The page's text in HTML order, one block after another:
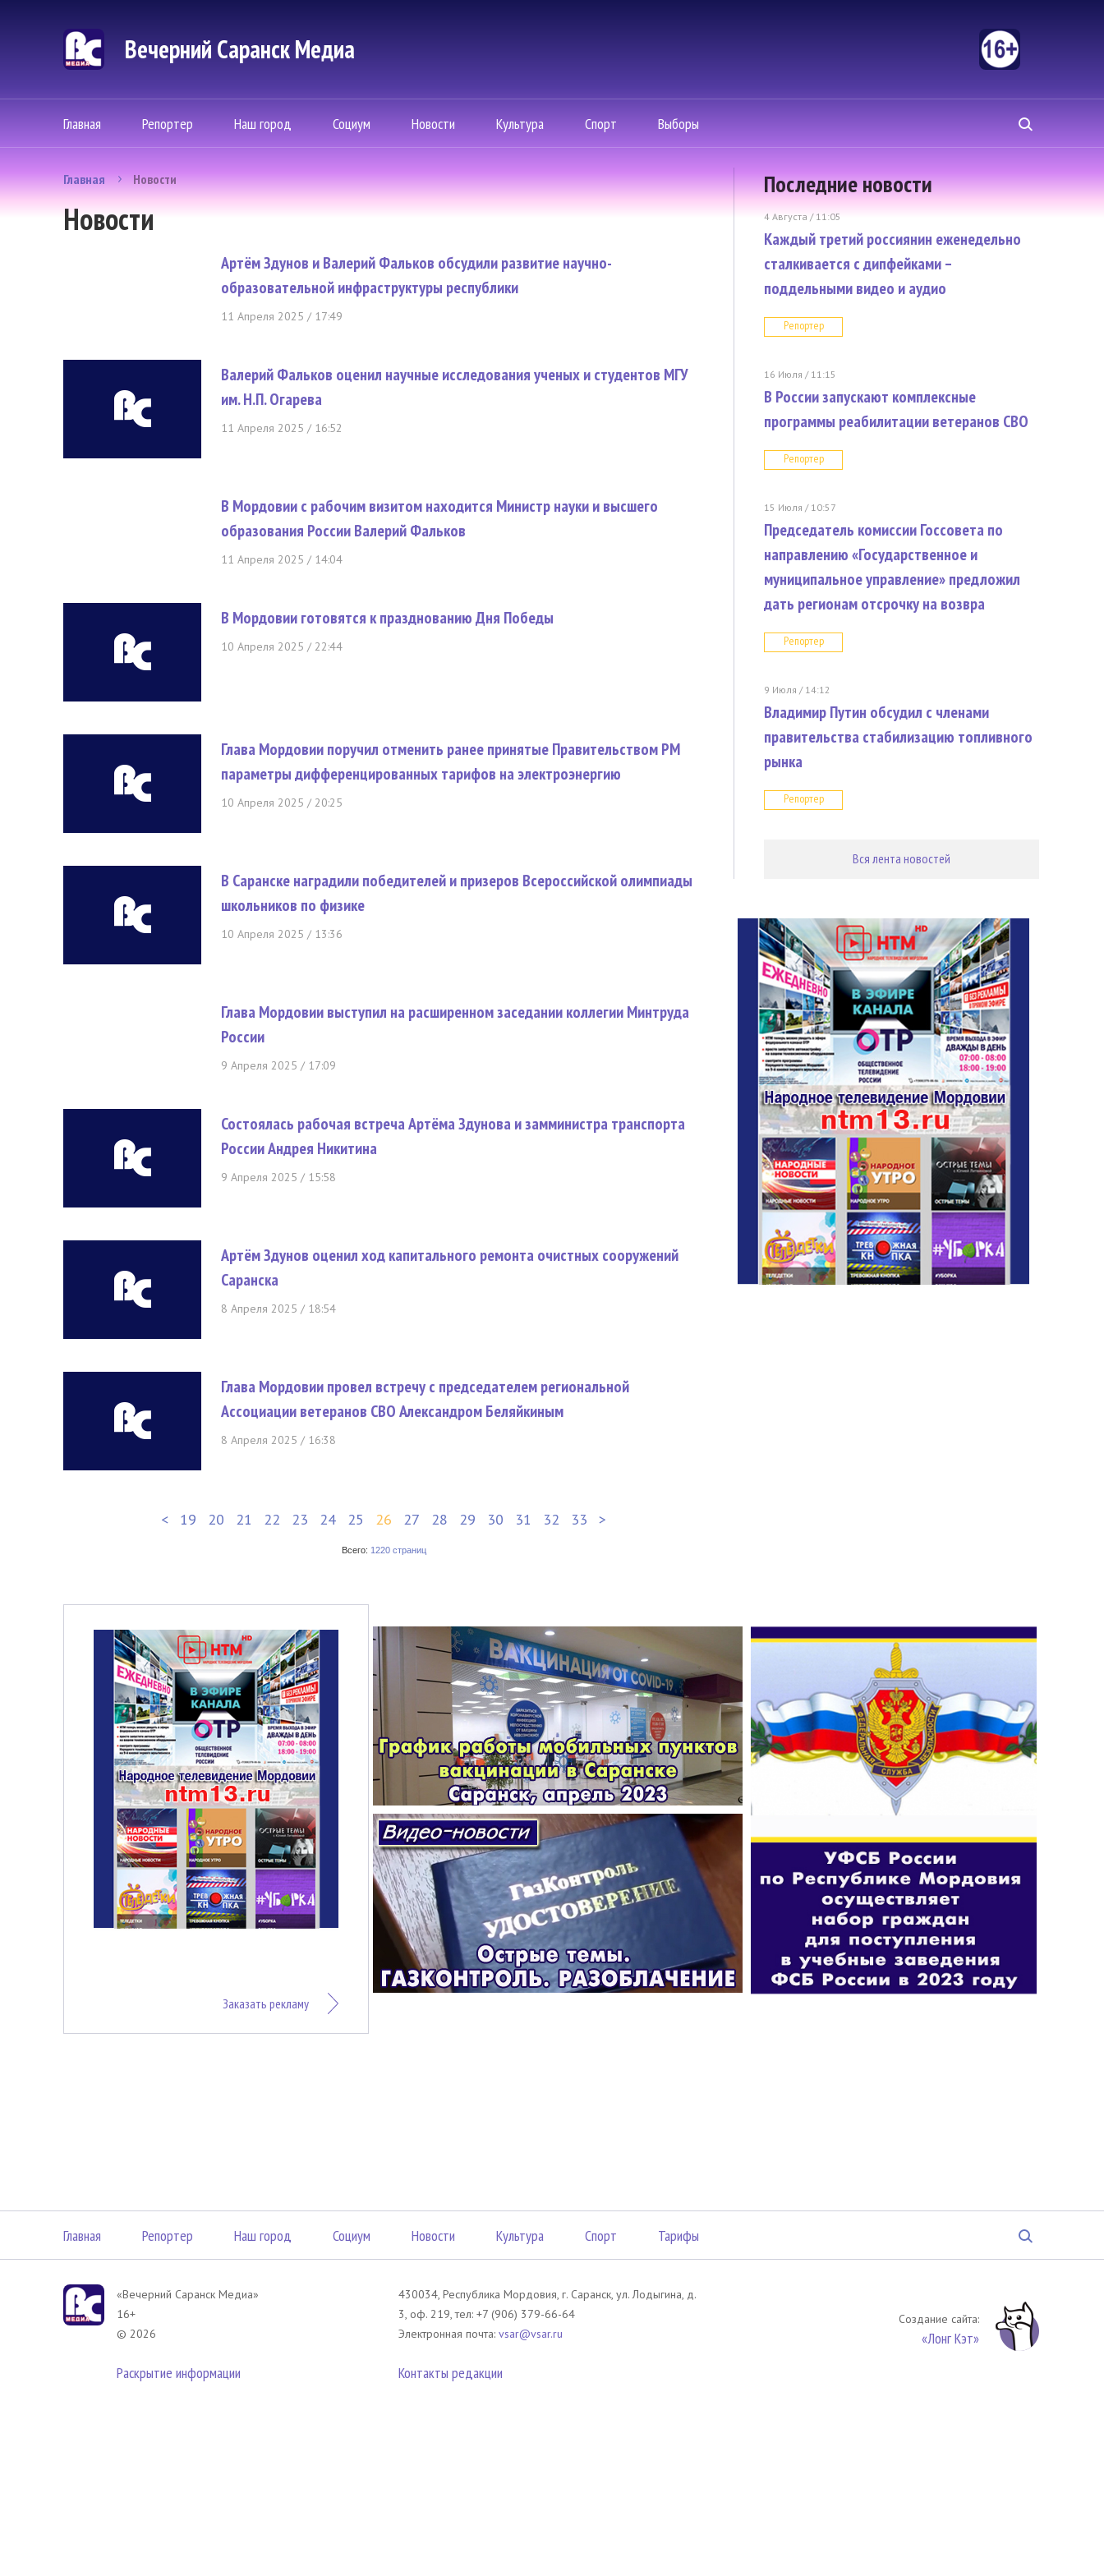
Вечерний Саранск Mедиа
Главная Репортер Наш город Социум Новости Культура Спорт Выборы
Главная Новости
Новости
Артём Здунов и Валерий Фальков обсудили развитие научно-
образовательной инфраструктуры республики
11 Апреля 2025 / 17:49
Валерий Фальков оценил научные исследования ученых и студентов МГУ
им. Н.П. Огарева
11 Апреля 2025 / 16:52
В Мордовии с рабочим визитом находится Министр науки и высшего
образования России Валерий Фальков
11 Апреля 2025 / 14:04
В Мордовии готовятся к празднованию Дня Победы
10 Апреля 2025 / 22:44
Глава Мордовии поручил отменить ранее принятые Правительством РМ
параметры дифференцированных тарифов на электроэнергию
10 Апреля 2025 / 20:25
В Саранске наградили победителей и призеров Всероссийской олимпиады
школьников по физике
10 Апреля 2025 / 13:36
Глава Мордовии выступил на расширенном заседании коллегии Минтруда
России
9 Апреля 2025 / 17:09
Состоялась рабочая встреча Артёма Здунова и замминистра транспорта
России Андрея Никитина
9 Апреля 2025 / 15:58
Артём Здунов оценил ход капитального ремонта очистных сооружений
Саранска
8 Апреля 2025 / 18:54
Глава Мордовии провел встречу с председателем региональной
Ассоциации ветеранов СВО Александром Беляйкиным
8 Апреля 2025 / 16:38
< 19 20 21 22 23 24 25 26 27 28 29 30 31 32 33 >
Всего: 1220 страниц
Последние новости
4 Августа / 11:05
Каждый третий россиянин еженедельно
сталкивается с дипфейками –
поддельными видео и аудио
Репортер
16 Июля / 11:15
В России запускают комплексные
программы реабилитации ветеранов СВО
Репортер
15 Июля / 10:57
Председатель комиссии Госсовета по
направлению «Государственное и
муниципальное управление» предложил
дать регионам отсрочку на возвра
Репортер
9 Июля / 14:12
Владимир Путин обсудил с членами
правительства стабилизацию топливного
рынка
Репортер
Вся лента новостей
Заказать рекламу
Главная Репортер Наш город Социум Новости Культура Спорт Тарифы
«Вечерний Саранск Mедиа»
16+
© 2026
Раскрытие информации
430034, Республика Мордовия, г. Саранск, ул. Лодыгина, д.
3, оф. 219, тел: +7 (906) 379-66-64
Электронная почта: vsar@vsar.ru
Контакты редакции
Создание сайта:
«Лонг Кэт»